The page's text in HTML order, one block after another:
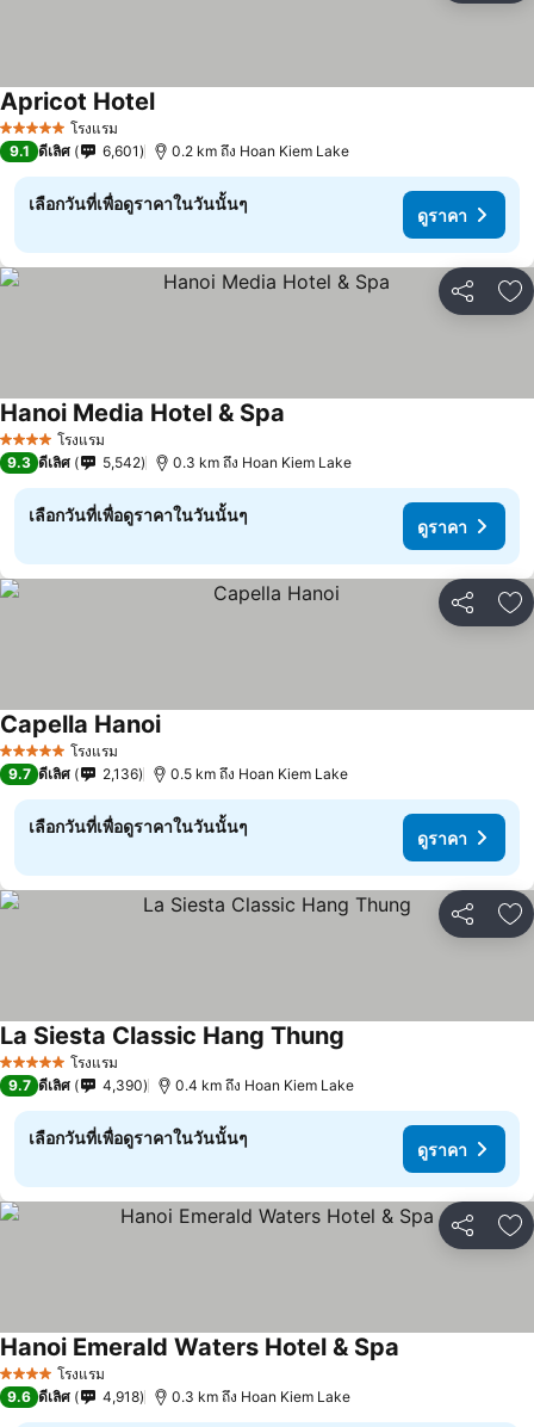
5 ดาว โรงแรม
Apricot Hotel
9.1 ดีเลิศ 6,601 0.2 km ถึง Hoan Kiem Lake
เลือกวันที่เพื่อดูราคาในวันนั้นๆ
ดูราคา
แชร์ เ
4 ดาว โรงแรม
Hanoi Media Hotel & Spa
9.3 ดีเลิศ 5,542 0.3 km ถึง Hoan Kiem Lake
เลือกวันที่เพื่อดูราคาในวันนั้นๆ
ดูราคา
แชร์ เ
5 ดาว โรงแรม
Capella Hanoi
9.7 ดีเลิศ 2,136 0.5 km ถึง Hoan Kiem Lake
เลือกวันที่เพื่อดูราคาในวันนั้นๆ
ดูราคา
แชร์ เ
5 ดาว โรงแรม
La Siesta Classic Hang Thung
9.7 ดีเลิศ 4,390 0.4 km ถึง Hoan Kiem Lake
เลือกวันที่เพื่อดูราคาในวันนั้นๆ
ดูราคา
แชร์ เ
4 ดาว โรงแรม
Hanoi Emerald Waters Hotel & Spa
9.6 ดีเลิศ 4,918 0.3 km ถึง Hoan Kiem Lake